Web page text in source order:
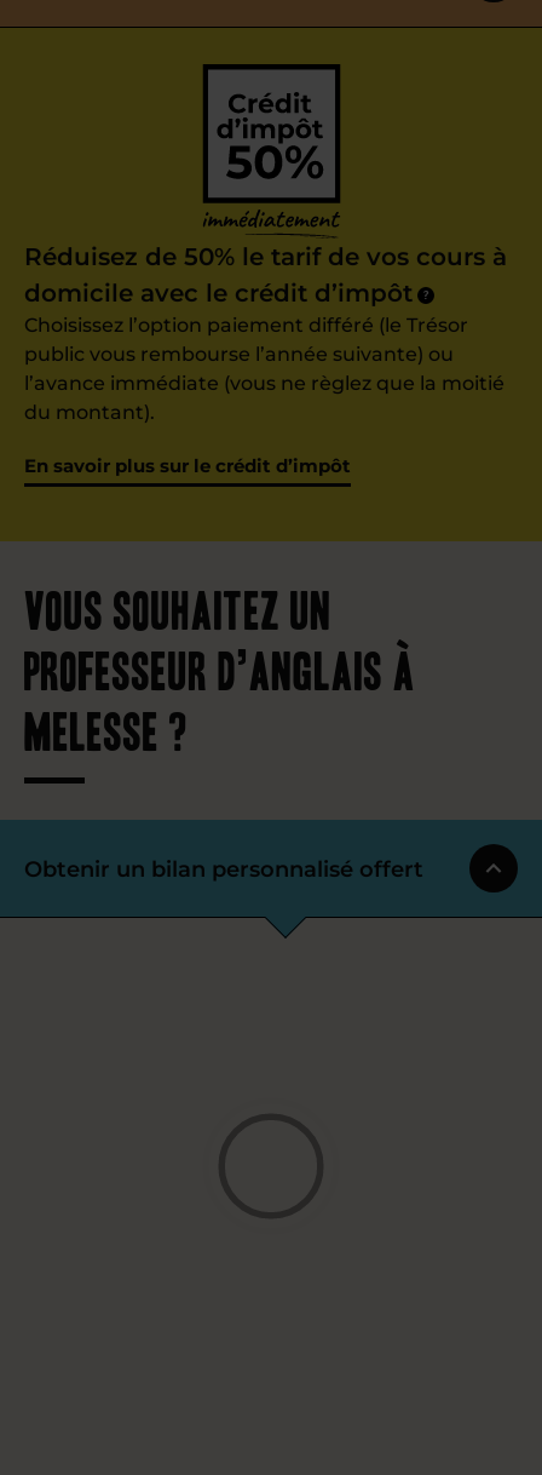
Réduisez de 50% le tarif de vos cours à
domicile avec le crédit d’impôt
?
Choisissez l’option paiement différé (le Trésor
public vous rembourse l’année suivante) ou
l’avance immédiate (vous ne règlez que la moitié
du montant).
En savoir plus sur le crédit d’impôt
Vous souhaitez un
professeur d’anglais à
Melesse ?
Obtenir un bilan personnalisé offert